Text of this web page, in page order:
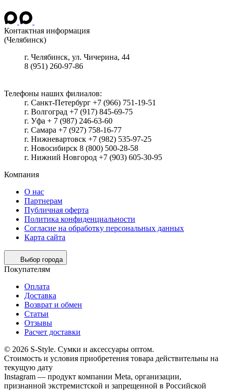
Контактная информация
(Челябинск)
г. Челябинск, ул. Чичерина, 44
8 (951) 260-97-86
Телефоны наших филиалов:
г. Санкт-Петербург +7 (966) 751-19-51
г. Волгоград +7 (917) 845-69-75
г. Уфа + 7 (987) 246-63-60
г. Самара +7 (927) 758-16-77
г. Нижневартовск +7 (982) 535-97-25
г. Новосибирск 8 (800) 500-28-58
г. Нижний Новгород +7 (903) 605-30-95
Компания
О нас
Партнерам
Публичная оферта
Политика конфиденциальности
Согласие на обработку персональных данных
Карта сайта
Выбор города
Покупателям
Оплата
Доставка
Возврат и обмен
Статьи
Отзывы
Расчет доставки
© 2026 S-Style. Сумки и аксессуары оптом.
Cтоимость и условия приобретения товара действительны на
текущую дату
Instagram — продукт компании Meta, организации,
признанной экстремистской и запрещенной в Российской